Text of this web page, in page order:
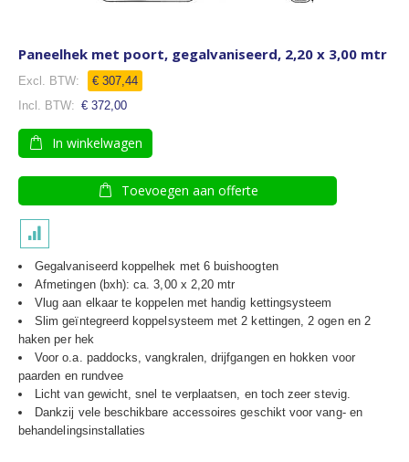
Paneelhek met poort, gegalvaniseerd, 2,20 x 3,00 mtr
€ 307,44
€ 372,00
In winkelwagen
Toevoegen aan offerte
Gegalvaniseerd koppelhek met 6 buishoogten
Afmetingen (bxh): ca. 3,00 x 2,20 mtr
Vlug aan elkaar te koppelen met handig kettingsysteem
Slim geïntegreerd koppelsysteem met 2 kettingen, 2 ogen en 2
haken per hek
Voor o.a. paddocks, vangkralen, drijfgangen en hokken voor
paarden en rundvee
Licht van gewicht, snel te verplaatsen, en toch zeer stevig.
Dankzij vele beschikbare accessoires geschikt voor vang- en
behandelingsinstallaties